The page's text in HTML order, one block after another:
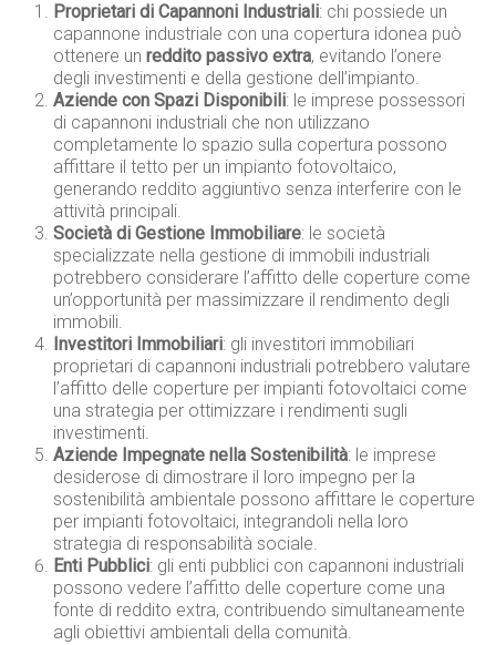
Proprietari di Capannoni Industriali: chi possiede un
capannone industriale con una copertura idonea può
ottenere unreddito passivo extra, evitando l’onere
degli investimenti e della gestione dell’impianto.
Aziende con Spazi Disponibili: le imprese possessori
di capannoni industriali che non utilizzano
completamente lo spazio sulla copertura possono
affittare il tetto per un impianto fotovoltaico,
generando reddito aggiuntivo senza interferire con le
attività principali.
Società di Gestione Immobiliare: le società
specializzate nella gestione di immobili industriali
potrebbero considerare l’affitto delle coperture come
un’opportunità per massimizzare il rendimento degli
immobili.
Investitori Immobiliari: gli investitori immobiliari
proprietari di capannoni industriali potrebbero valutare
l’affitto delle coperture per impianti fotovoltaici come
una strategia per ottimizzare i rendimenti sugli
investimenti.
Aziende Impegnate nella Sostenibilità: le imprese
desiderose di dimostrare il loro impegno per la
sostenibilità ambientale possono affittare le coperture
per impianti fotovoltaici, integrandoli nella loro
strategia di responsabilità sociale.
Enti Pubblici: gli enti pubblici con capannoni industriali
possono vedere l’affitto delle coperture come una
fonte di reddito extra, contribuendo simultaneamente
agli obiettivi ambientali della comunità.